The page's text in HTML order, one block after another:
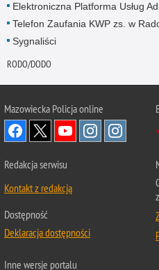
Elektroniczna Platforma Usług
Telefon Zaufania KWP zs. w
Sygnaliści
RODO/DODO
Mazowiecka Policja online
Redakcja serwisu
Kontakt z redakcją
Dostępność
Deklaracja dostępności
Inne wersje portalu